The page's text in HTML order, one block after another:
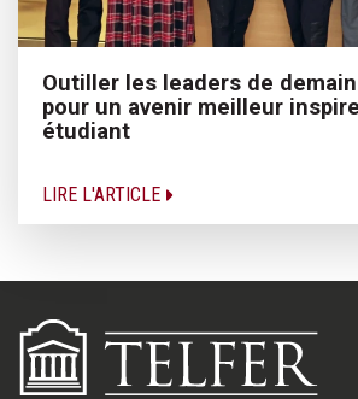
Outiller les leaders de
pour un avenir meilleur
étudiant
LIRE L'ARTICLE